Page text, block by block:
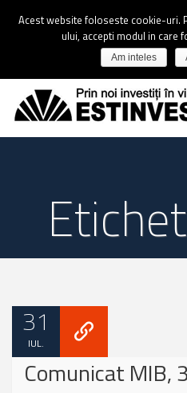
31
IUL.
Comunicat MIB,
Acest website foloseste cookie-uri.
ului, accepti modul in care
Am inteles